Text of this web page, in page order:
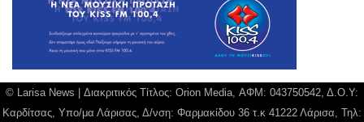
© Larisa News | Διακριτικός Τίτλος: Orion Media, ΑΦΜ: 043750542, Δ.Ο.Υ:
Καρδίτσας, Υπο/μα Λάρισας, Δ/νση: Φαρμακίδου 36 τ.κ 41222 Λάρισα, Τηλ: